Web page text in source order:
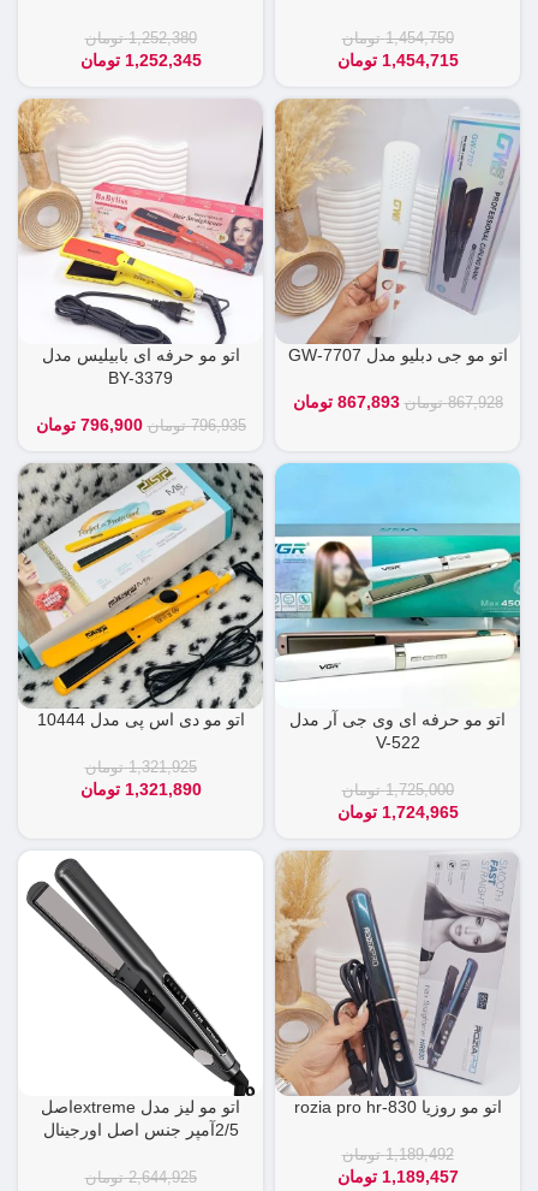
1,454,750 تومان
1,454,715 تومان
1,252,380 تومان
1,252,345 تومان
اتو مو جی دبلیو مدل GW-7707
867,928 تومان 867,893 تومان
اتو مو حرفه ای بابیلیس مدل
BY-3379
796,935 تومان 796,900 تومان
اتو مو حرفه ای وی جی آر مدل
V-522
1,725,000 تومان
1,724,965 تومان
اتو مو دی‌ اس‌ پی مدل 10444
1,321,925 تومان
1,321,890 تومان
اتو مو روزیا rozia pro hr-830
1,189,492 تومان
1,189,457 تومان
اتو مو لیز مدل extremeاصل
2/5آمپر جنس اصل اورجینال
2,644,925 تومان